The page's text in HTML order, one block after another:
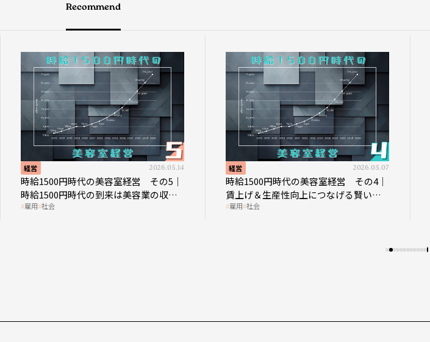
Recommend
経営 2026.05.14
時給1500円時代の美容室経営 その5｜
時給1500円時代の到来は美容業の収益
構造を見直す契機
雇用 社会
経営 2026.05.07
時給1500円時代の美容室経営 その4｜
賃上げ＆生産性向上につなげる賢い助
成金活用
雇用 社会